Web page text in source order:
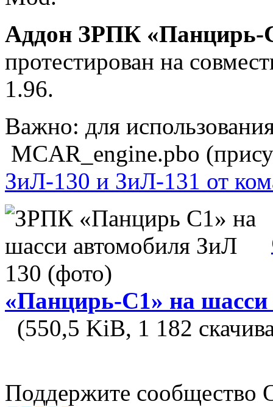
Аддон ЗРПК «Панцирь-
протестирован на
1.96.
Важно: для
MCAR_engine.pbo
ЗиЛ-130 и ЗиЛ-131 от
«Панцирь-С1» на
(550,5 KiB, 1 182
Поддержите сообщество